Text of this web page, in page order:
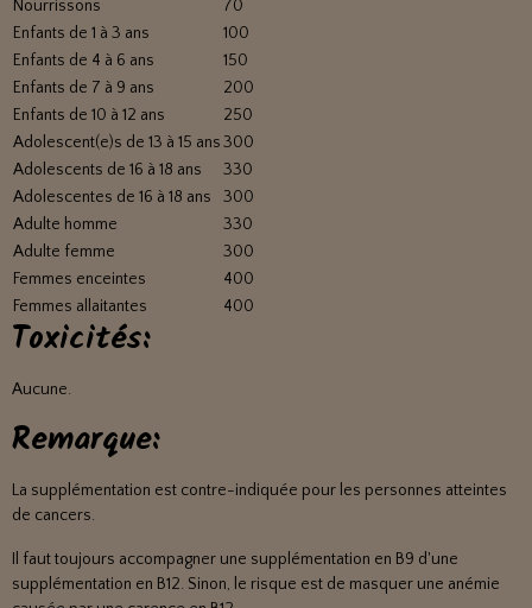
Nourrissons
70
Enfants de 1 à 3 ans
100
Enfants de 4 à 6 ans
150
Enfants de 7 à 9 ans
200
Enfants de 10 à 12 ans
250
Adolescent(e)s de 13 à 15 ans300
Adolescents de 16 à 18 ans
330
Adolescentes de 16 à 18 ans
300
Adulte homme
330
Adulte femme
300
Femmes enceintes
400
Femmes allaitantes
400
Toxicités:
Aucune.
Remarque:
La supplémentation est contre-indiquée pour les personnes atteintes
de cancers.
Il faut toujours accompagner une supplémentation en B9 d'une
supplémentation en B12. Sinon, le risque est de masquer une anémie